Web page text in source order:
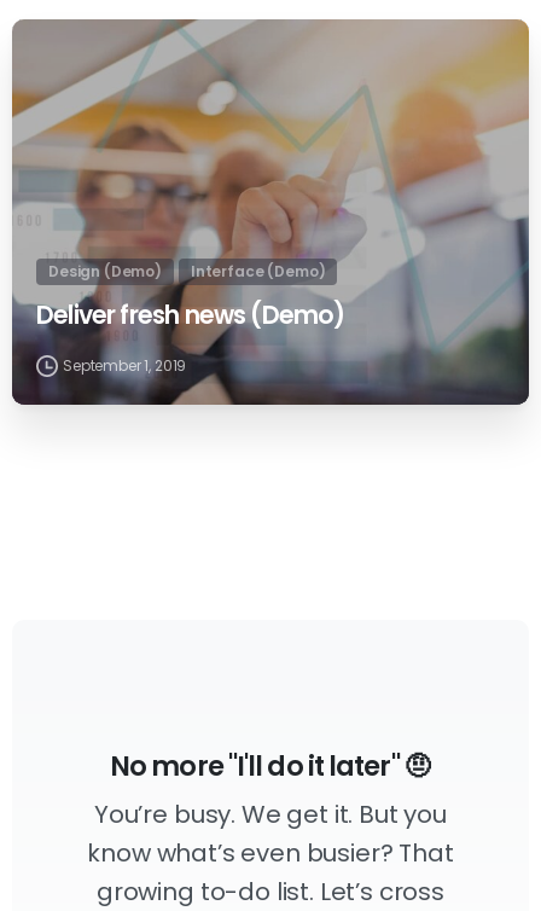
Design (Demo) Interface (Demo)
Deliver fresh news (Demo)
September 1, 2019
No more "I'll do it later" 🤨
You’re busy. We get it. But you
know what’s even busier? That
growing to-do list. Let’s cross